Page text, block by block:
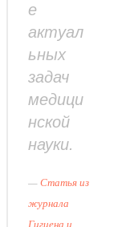
е
актуал
ьных
задач
медици
нской
науки.
Статья из
журнала
Гигиена и